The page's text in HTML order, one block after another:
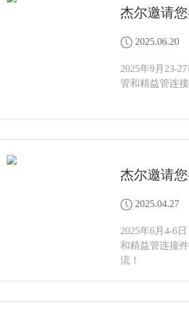
杰尔邀请
2025.06.20
2025年9月23-
管和精益管连
杰尔邀请
2025.04.27
2025年6月4-6
和精益管连接
流！